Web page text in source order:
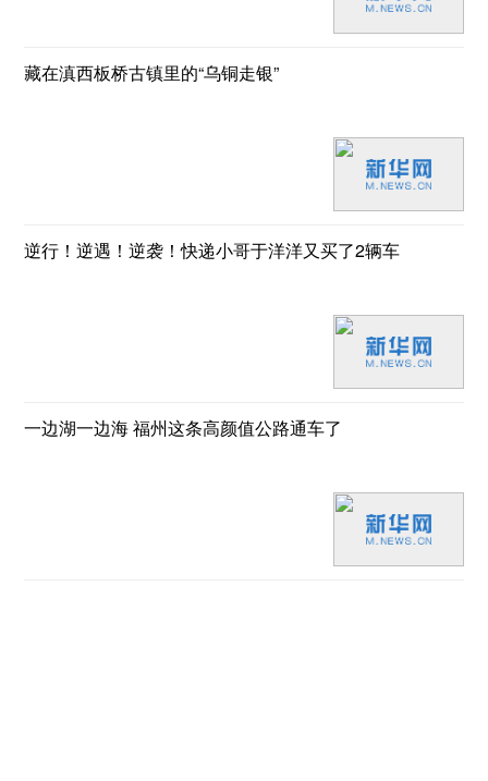
藏在滇西板桥古镇里的“乌铜走银”
逆行！逆遇！逆袭！快递小哥于洋洋又买了2辆车
一边湖一边海 福州这条高颜值公路通车了